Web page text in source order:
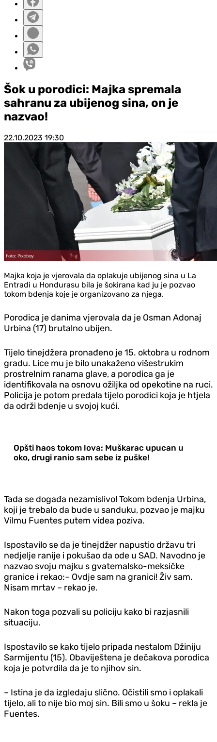
Šok u porodici: Majka spremala
sahranu za ubijenog sina, on je
nazvao!
22.10.2023 19:30
Majka koja je vjerovala da oplakuje ubijenog sina u La
Entradi u Hondurasu bila je šokirana kad ju je pozvao
tokom bdenja koje je organizovano za njega.
Porodica je danima vjerovala da je Osman Adonaj
Urbina (17) brutalno ubijen.
Tijelo tinejdžera pronađeno je 15. oktobra u rodnom
gradu. Lice mu je bilo unakaženo višestrukim
prostrelnim ranama glave, a porodica ga je
identifikovala na osnovu ožiljka od opekotine na ruci.
Policija je potom predala tijelo porodici koja je htjela
da održi bdenje u svojoj kući.
Opšti haos tokom lova: Muškarac upucan u
oko, drugi ranio sam sebe iz puške!
Tada se događa nezamislivo! Tokom bdenja Urbina,
koji je trebalo da bude u sanduku, pozvao je majku
Vilmu Fuentes putem videa poziva.
Ispostavilo se da je tinejdžer napustio državu tri
nedjelje ranije i pokušao da ode u SAD. Navodno je
nazvao svoju majku s gvatemalsko-meksičke
granice i rekao:– Ovdje sam na granici! Živ sam.
Nisam mrtav – rekao je.
Nakon toga pozvali su policiju kako bi razjasnili
situaciju.
Ispostavilo se kako tijelo pripada nestalom Džiniju
Sarmijentu (15). Obaviještena je dečakova porodica
koja je potvrdila da je to njihov sin.
– Istina je da izgledaju slično. Očistili smo i oplakali
tijelo, ali to nije bio moj sin. Bili smo u šoku – rekla je
Fuentes.